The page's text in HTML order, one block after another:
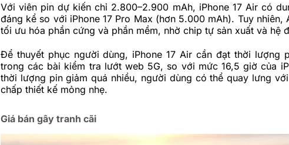
Với viên pin dự kiến chỉ 2.800–2.900 mAh, iPhone 17 Air có
đáng kể so với iPhone 17 Pro Max (hơn 5.000 mAh). Tuy nhiên,
tối ưu hóa phần cứng và phần mềm, nhờ chip tự sản xuất và hệ
Để thuyết phục người dùng, iPhone 17 Air cần đạt thời lượng
trong các bài kiểm tra lướt web 5G, so với mức 16,5 giờ của
thời lượng pin giảm quá nhiều, người dùng có thể quay lưng
chấp thiết kế mỏng nhẹ.
Giá bán gây tranh cãi